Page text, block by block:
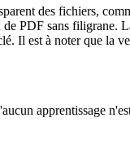
des fichiers,
PDF sans filigrane.
Il est à noter que la
apprentissage